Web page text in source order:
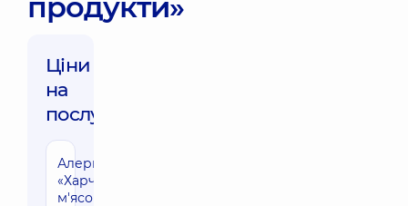
Ціни
на
послуги:
Алергопанель
«Харчова:
м'ясо та